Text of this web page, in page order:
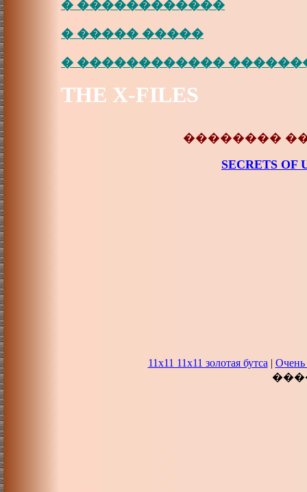
� ������������
� ����� �����
� ������������
THE X-FILES
��������
SECRETS OF
11х11 11x11 золотая бутса | Очень